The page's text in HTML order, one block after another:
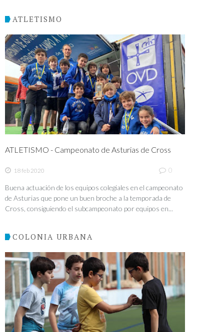
ATLETISMO
ATLETISMO - Campeonato de Asturias de Cross
18 feb 2020 0
Buena actuación de los equipos colegiales en el campeonato
de Asturias que pone un buen broche a la temporada de
Cross, consiguiendo el subcampeonato por equipos en...
COLONIA URBANA